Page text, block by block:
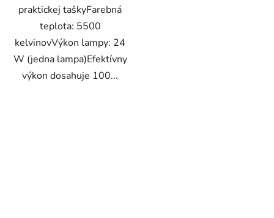
praktickej taškyFarebná
teplota: 5500
kelvinovVýkon lampy: 24
W (jedna lampa)Efektívny
výkon dosahuje 100...